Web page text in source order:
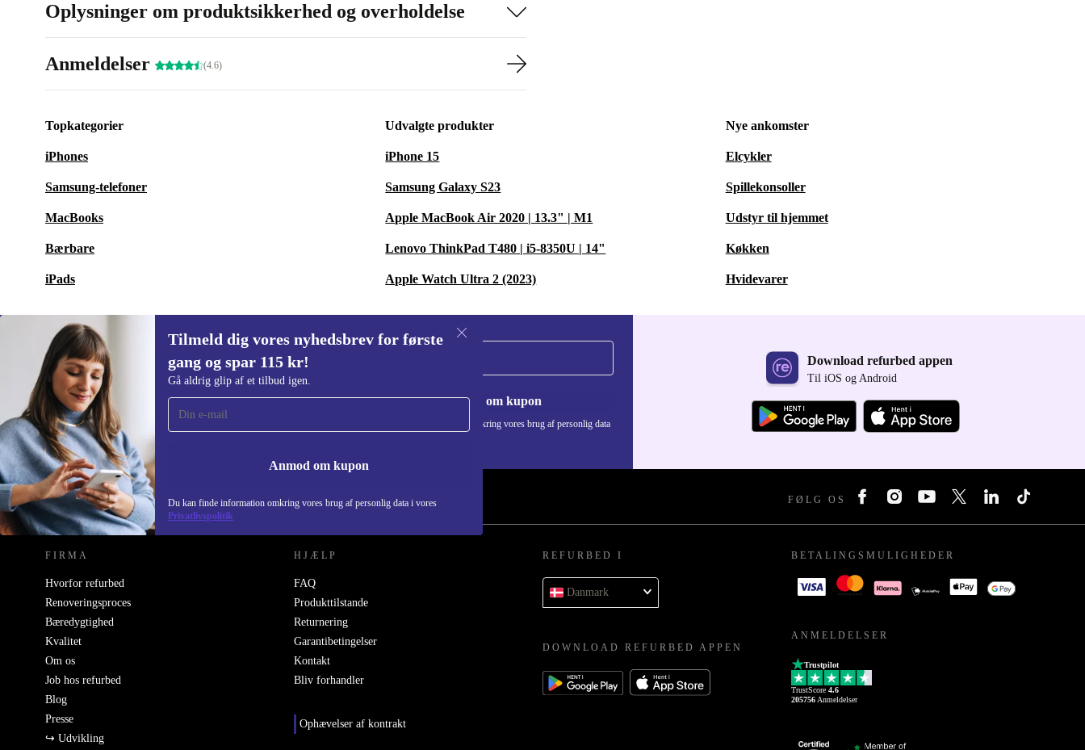
Oplysninger om produktsikkerhed og overholdelse
Anmeldelser (4.6)
Topkategorier
iPhones
Samsung-telefoner
MacBooks
Bærbare
iPads
Udvalgte produkter
iPhone 15
Samsung Galaxy S23
Apple MacBook Air 2020 | 13.3" | M1
Lenovo ThinkPad T480 | i5-8350U | 14"
Apple Watch Ultra 2 (2023)
Nye ankomster
Elcykler
Spillekonsoller
Udstyr til hjemmet
Køkken
Hvidevarer
Tilmeld dig vores nyhedsbrev for første
gang og spar 115 kr!
Gå aldrig glip af et tilbud igen.
Anmod om kupon
Du kan finde information omkring vores brug af personlig data i vores
Privatlivspolitik
Tilmeld dig vores nyhedsbrev for første
gang og spar 115 kr!
Gå aldrig glip af et tilbud igen.
Anmod om kupon
Du kan finde information omkring vores brug af personlig data
Download refurbed appen
Til iOS og Android
REFURBED DANMARK - RETHINK NEW. FØLG OS
FIRMA
Hvorfor refurbed
Renoveringsproces
Bæredygtighed
Kvalitet
Om os
Job hos refurbed
Blog
Presse
↪ Udvikling
HJÆLP
FAQ
Produkttilstande
Returnering
Garantibetingelser
Kontakt
Bliv forhandler
Ophævelser af kontrakt
REFURBED I
Danmark
DOWNLOAD REFURBED APPEN
BETALINGSMULIGHEDER
ANMELDELSER
Trustpilot
TrustScore 4.6
205756 Anmeldelser